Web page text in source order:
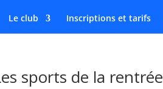
Le club Inscriptions et tarifs
sports de la rentrée